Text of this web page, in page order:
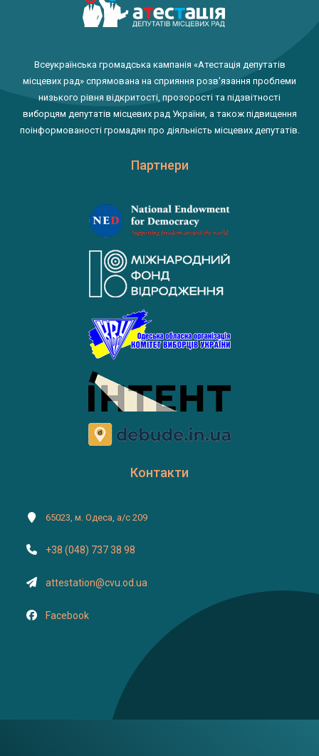
Всеукраїнська громадська кампанія «Атестація депутатів
місцевих рад» спрямована на сприяння розв'язання проблеми
низького рівня відкритості, прозорості та підзвітності
виборцям депутатів місцевих рад України, а також підвищення
поінформованості громадян про діяльність місцевих депутатів.
Партнери
Контакти
65023, м. Одеса, а/с 209
+38 (048) 737 38 98
attestation@cvu.od.ua
Facebook